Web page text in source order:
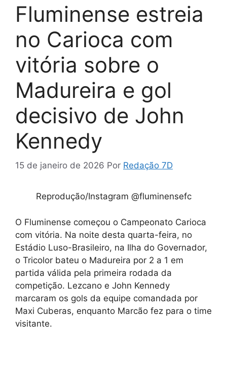
Fluminense estreia
no Carioca com
vitória sobre o
Madureira e gol
decisivo de John
Kennedy
15 de janeiro de 2026 Por Redação 7D
Reprodução/Instagram @fluminensefc
O Fluminense começou o Campeonato Carioca
com vitória. Na noite desta quarta-feira, no
Estádio Luso-Brasileiro, na Ilha do Governador,
o Tricolor bateu o Madureira por 2 a 1 em
partida válida pela primeira rodada da
competição. Lezcano e John Kennedy
marcaram os gols da equipe comandada por
Maxi Cuberas, enquanto Marcão fez para o time
visitante.